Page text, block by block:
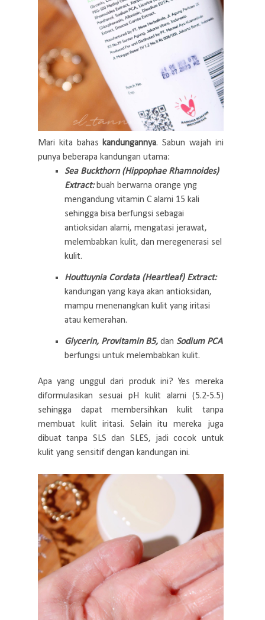
Mari kita bahaskandungannya. Sabun wajah ini
punya beberapa kandungan utama:
Sea Buckthorn (Hippophae Rhamnoides)
Extract:buah berwarna orange yng
mengandung vitamin C alami 15 kali
sehingga bisa berfungsi sebagai
antioksidan alami, mengatasi jerawat,
melembabkan kulit, dan meregenerasi sel
kulit.
Houttuynia Cordata (Heartleaf) Extract:
kandungan yang kaya akan antioksidan,
mampu menenangkan kulit yang iritasi
atau kemerahan.
Glycerin, Provitamin B5, dan Sodium PCA
berfungsi untuk melembabkan kulit.
Apa yang unggul dari produk ini? Yes mereka
diformulasikan sesuai pH kulit alami (5.2-5.5)
sehingga dapat membersihkan kulit tanpa
membuat kulit iritasi. Selain itu mereka juga
dibuat tanpa SLS dan SLES, jadi cocok untuk
kulit yang sensitif dengan kandungan ini.